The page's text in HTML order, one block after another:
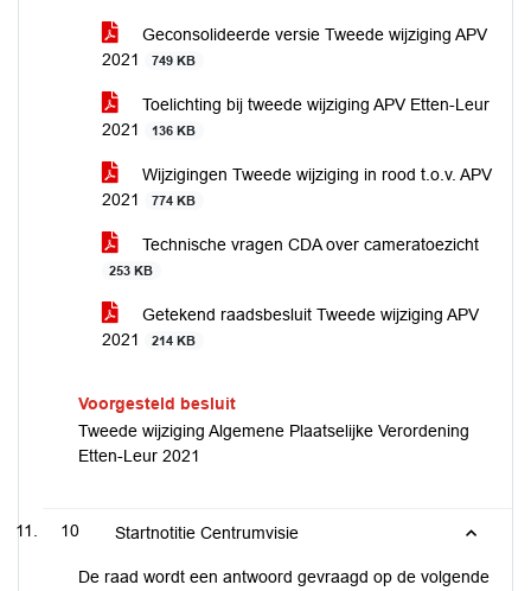
Geconsolideerde versie Tweede wijziging APV
2021
749 KB
Toelichting bij tweede wijziging APV Etten-Leur
2021
136 KB
Wijzigingen Tweede wijziging in rood t.o.v. APV
2021
774 KB
Technische vragen CDA over cameratoezicht
253 KB
Getekend raadsbesluit Tweede wijziging APV
2021
214 KB
Voorgesteld besluit
Tweede wijziging Algemene Plaatselijke Verordening
Etten-Leur 2021
10 Startnotitie Centrumvisie
De raad wordt een antwoord gevraagd op de volgende